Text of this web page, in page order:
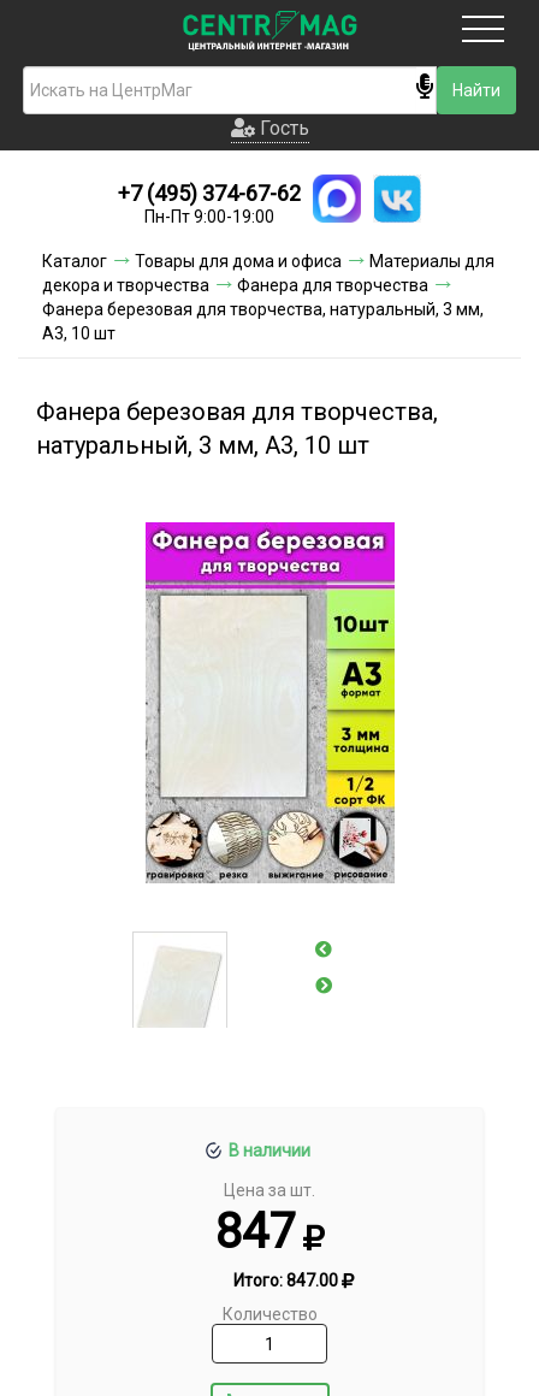
Гость
Новинки
Условия доставки
Условия оплаты
Акции и скидки
Гость
+7 (495) 374-67-62
Пн-Пт 9:00-19:00
Каталог Товары для дома и офиса
Материалы для
декора и творчества
Фанера для творчества
Фанера березовая для творчества, натуральный, 3 мм,
А3, 10 шт
Фанера березовая для творчества,
натуральный, 3 мм, А3, 10 шт
В наличии
Цена за шт.
847
Итого:847.00
Количество